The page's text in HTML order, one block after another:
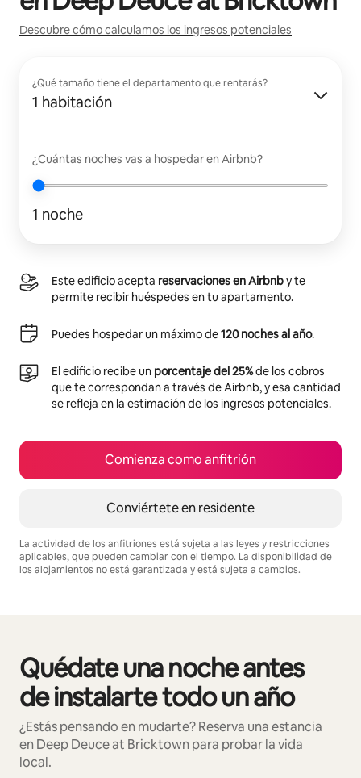
Descubre cómo calculamos los ingresos potenciales
¿Qué tamaño tiene el departamento que rentarás?
1 habitación
¿Cuántas noches vas a hospedar en Airbnb?
1 noche
Este edificio acepta reservaciones en Airbnby te
permite recibir huéspedes en tu apartamento.
Puedes hospedar un máximo de120 noches al año.
El edificio recibe un porcentaje del 25%de los cobros
que te correspondan a través de Airbnb, y esa cantidad
se refleja en la estimación de los ingresos potenciales.
Comienza como anfitrión
Conviértete en residente
La actividad de los anfitriones está sujeta a las leyes y restricciones
aplicables, que pueden cambiar con el tiempo. La disponibilidad de
los alojamientos no está garantizada y está sujeta a cambios.
Quédate una noche antes
de instalarte todo un año
¿Estás pensando en mudarte? Reserva una estancia
en Deep Deuce at Bricktown para probar la vida
local.
Mostrando 0 de 0 elementos